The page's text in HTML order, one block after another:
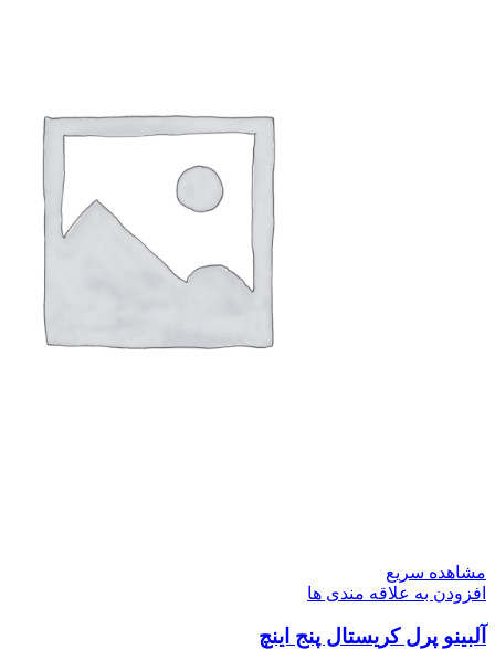
مشاهده سریع
افزودن به علاقه مندی ها
آلبینو پرل کریستال پنج اینچ